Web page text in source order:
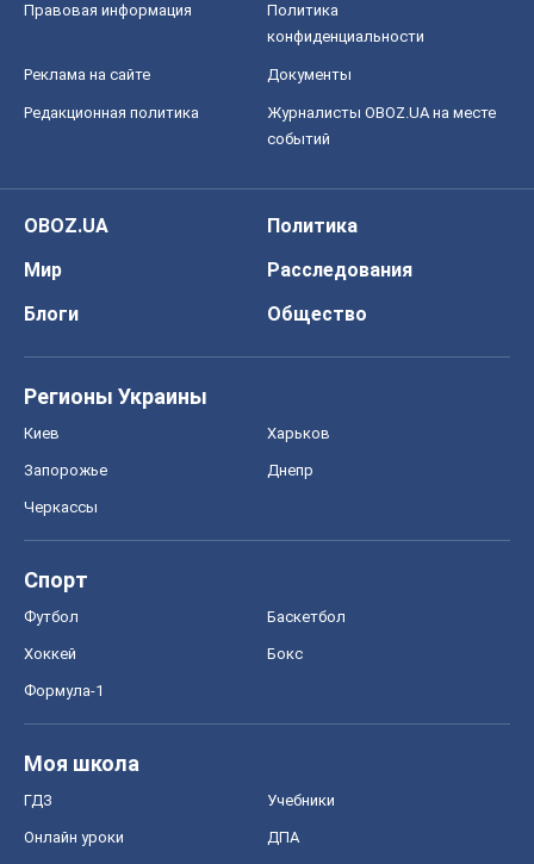
Правовая информация
Политика
конфиденциальности
Реклама на сайте Документы
Редакционная политика
Журналисты OBOZ.UA на месте
событий
OBOZ.UA
Политика
Мир
Расследования
Блоги
Общество
Регионы Украины
Киев Харьков
Запорожье Днепр
Черкассы
Спорт
Футбол Баскетбол
Хоккей Бокс
Формула-1
Моя школа
ГДЗ Учебники
Онлайн уроки ДПА